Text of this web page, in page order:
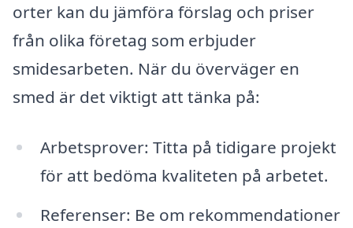
orter kan du jämföra förslag och priser
från olika företag som erbjuder
smidesarbeten. När du överväger en
smed är det viktigt att tänka på:
Arbetsprover: Titta på tidigare projekt
för att bedöma kvaliteten på arbetet.
Referenser: Be om rekommendationer